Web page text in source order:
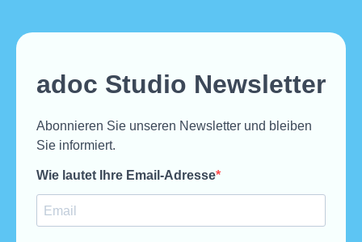
adoc Studio Newsletter
Abonnieren Sie unseren Newsletter und bleiben
Sie informiert.
Wie lautet Ihre Email-Adresse